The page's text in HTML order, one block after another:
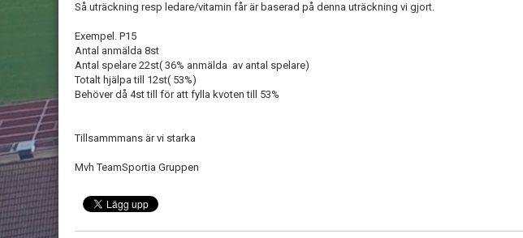
Så uträckning resp ledare/vitamin får är baserad på denna uträckning vi gjort.
Exempel. P15
Antal anmälda 8st
Antal spelare 22st( 36% anmälda av antal spelare)
Totalt hjälpa till 12st( 53%)
Behöver då 4st till för att fylla kvoten till 53%
Tillsammmans är vi starka
Mvh TeamSportia Gruppen